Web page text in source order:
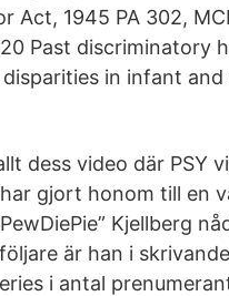
Act, 1945 PA 302,
Past discriminatory
in infant
dess video där PSY
gjort honom till en
Kjellberg
är han i
i antal